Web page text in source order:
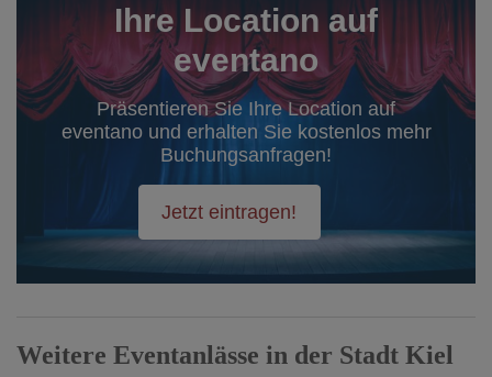
Ihre Location auf
eventano
Präsentieren Sie Ihre Location auf
eventano und erhalten Sie kostenlos mehr
Buchungsanfragen!
Jetzt eintragen!
Weitere Eventanlässe in der Stadt Kiel